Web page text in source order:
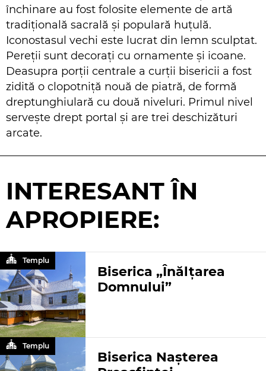
închinare au fost folosite elemente de artă
tradițională sacrală și populară huțulă.
Iconostasul vechi este lucrat din lemn sculptat.
Pereții sunt decorați cu ornamente și icoane.
Deasupra porții centrale a curții bisericii a fost
zidită o clopotniță nouă de piatră, de formă
dreptunghiulară cu două niveluri. Primul nivel
servește drept portal și are trei deschizături
arcate.
INTERESANT ÎN
APROPIERE:
Biserica „Înălțarea
Domnului”
Templu
Biserica Naşterea
Templu